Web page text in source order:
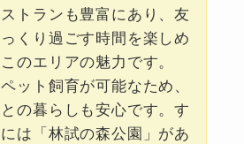
トランも豊富にあり、友
くり過ごす時間を楽しめ
のエリアの魅力です。
ット飼育が可能なため、
の暮らしも安心です。す
には「林試の森公園」があ